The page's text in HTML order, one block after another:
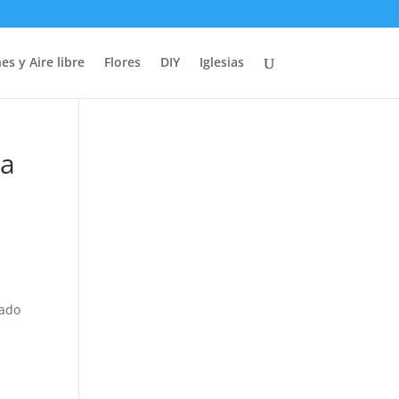
y Aire libre Flores DIY Iglesias